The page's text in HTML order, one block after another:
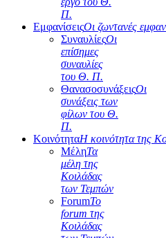
Π.
ΕμφανίσειςΟι ζωντανές
ΣυναυλίεςΟι
επίσημες
συναυλίες
του Θ. Π.
ΘανασοσυνάξειςΟι
συνάξεις των
φίλων του Θ.
Π.
ΚοινότηταΗ κοινότητα της
ΜέληΤα
μέλη της
Κοιλάδας
των Τεμπών
ForumΤο
forum της
Κοιλάδας